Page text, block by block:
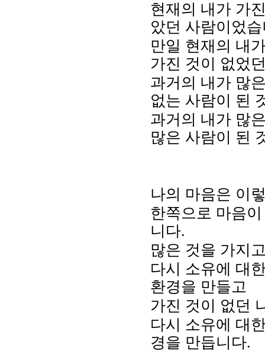
현재의 내가 가
았던 사람이었
만일 현재의 내
가진 것이 없었
과거의 내가 많
없는 사람이 된
과거의 내가 많
많은 사람이 된
나의 마음은 이
한쪽으로 마음
니다.
많은 것을 가지
다시 소유에 대
환경을 만들고
가진 것이 없던
다시 소유에 대
경을 만듭니다.